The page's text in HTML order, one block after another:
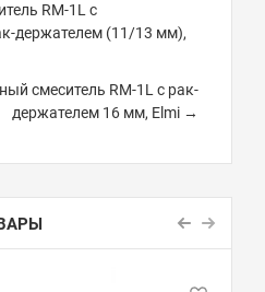
RM-1L с
держателем (11/13 мм),
смеситель RM-1L с рак-
держателем 16 мм, Elmi →